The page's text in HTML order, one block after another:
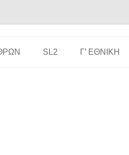
SL2 Γ’ ΕΘΝΙΚΉ